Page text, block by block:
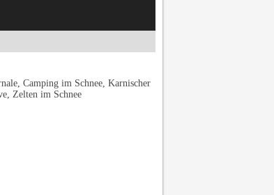
Camping im Schnee, Karnischer
Zelten im Schnee